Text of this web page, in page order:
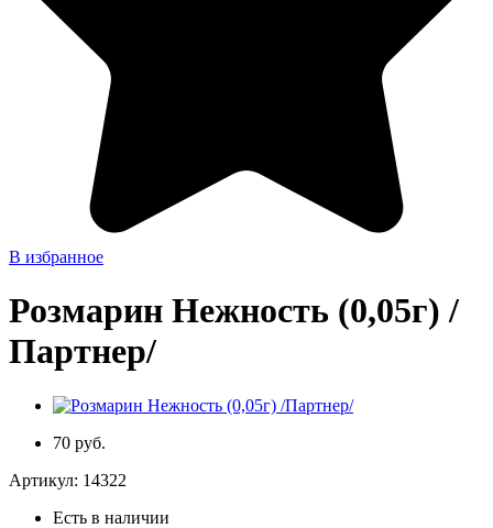
В избранное
Розмарин Нежность (0,05г) /
Партнер/
70 руб.
Артикул: 14322
Есть в наличии